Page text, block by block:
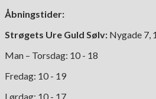
Åbningstider:
Strøgets Ure Guld Sølv: Nygade 7,
Man – Torsdag: 10 - 18
Fredag: 10 - 19
Lørdag: 10 - 17